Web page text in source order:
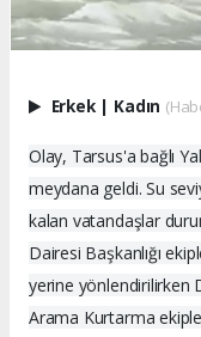
Erkek Kadın
Olay, Tarsus'a bağlı
meydana geldi. Su
kalan vatandaşlar
Dairesi Başkanlığı
yerine yönlendirilirken
Arama Kurtarma